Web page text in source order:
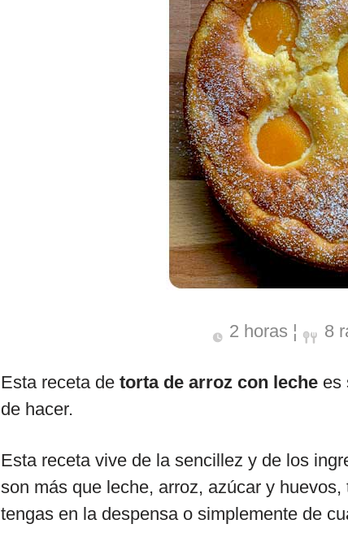
2 horas ¦ 8
Esta receta de torta de arroz con leche es
de hacer.
Esta receta vive de la sencillez y de los
son más que leche, arroz, azúcar y
tengas en la despensa o simplemente de